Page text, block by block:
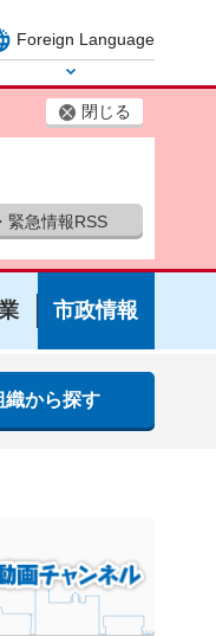
閉じる
緊急情報RSS
Foreign Language
Language
市政情報
織から探す